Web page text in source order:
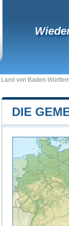
Land von Baden-
DIE